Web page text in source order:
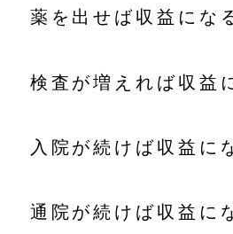
薬を出せば収益にな
検査が増えれば収益
入院が続けば収益に
通院が続けば収益に